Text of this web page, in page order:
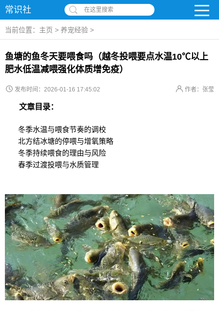
常识社 在这里搜索
当前位置： 主页 > 养宠经验 >
鱼塘的鱼冬天要喂食吗（越冬投喂要点水温10℃以上
肥水低温减喂强化体质增免疫）
发布时间：2026-01-16 17:45:02 作者：张莹
文章目录：
冬季水温与喂食节奏的调校
北方结冰塘的停喂与增氧策略
冬季持续喂食的理由与风险
春季过渡投喂与水质管理